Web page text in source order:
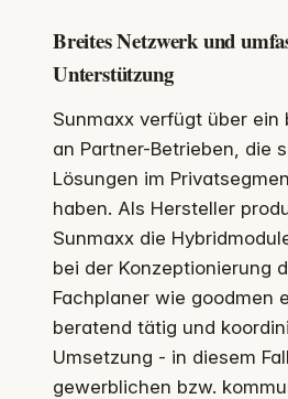
Breites Netzwerk und
Unterstützung
Sunmaxx verfügt über ein
an Partner-Betrieben, die
Lösungen im
haben. Als Hersteller
Sunmaxx die
bei der Konzeptionierung
Fachplaner wie goodmen
beratend tätig und
Umsetzung - in diesem
gewerblichen bzw.